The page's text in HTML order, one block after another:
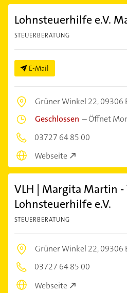
Lohnsteuerhilfe e.V.
STEUERBERATUNG
E-Mail
Grüner Winkel 22,09306
Geschlossen –Öffnet
03727 64 85 00
Webseite
VLH | Margita Martin
Lohnsteuerhilfe e.V.
STEUERBERATUNG
Grüner Winkel 22,09306
03727 64 85 00
Webseite